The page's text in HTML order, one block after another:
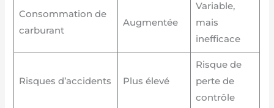
Consommation de
carburant
Augmentée
Variable,
mais
inefficace
Risques d’accidents Plus élevé
Risque de
perte de
contrôle